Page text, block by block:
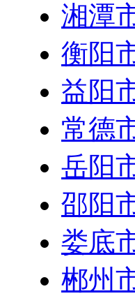
湘潭
衡阳
益阳
常德
岳阳
邵阳
娄底
郴州